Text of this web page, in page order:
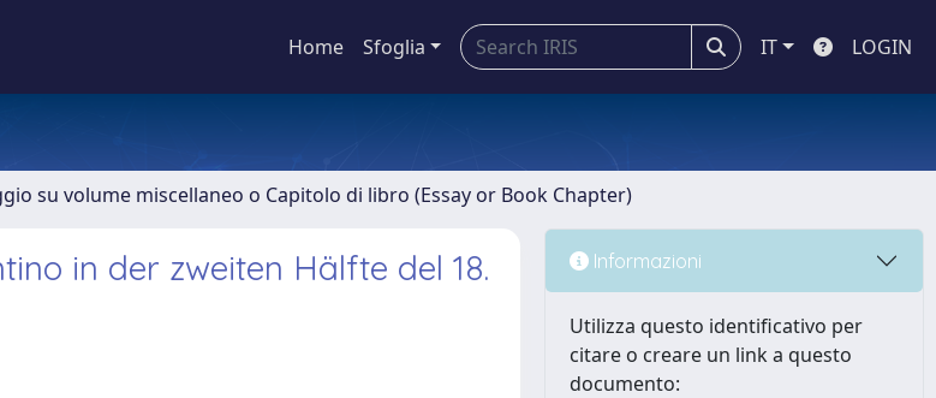
Home Sfoglia IT LOGIN
su volume miscellaneo o Capitolo di libro (Essay or Book Chapter)
in der zweiten Hälfte del 18.
Informazioni
Utilizza questo identificativo per
citare o creare un link a questo
documento: